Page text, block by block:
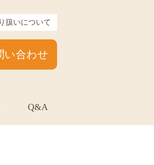
扱いについて
い合わせ
Q&A